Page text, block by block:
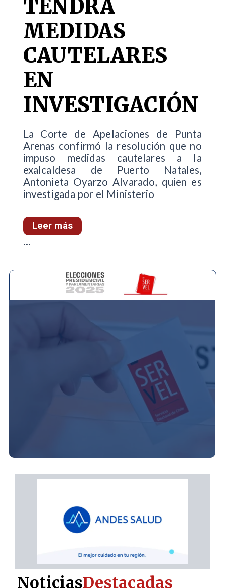
TENDRÁ
MEDIDAS
CAUTELARES
EN
INVESTIGACIÓN
La Corte de Apelaciones de Punta
Arenas confirmó la resolución que no
impuso medidas cautelares a la
exalcaldesa de Puerto Natales,
Antonieta Oyarzo Alvarado, quien es
investigada por el Ministerio
Leer más
...
NoticiasDestacadas